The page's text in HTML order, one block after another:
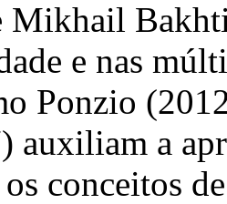
Mikhail
e nas
Ponzio
auxiliam a
conceitos